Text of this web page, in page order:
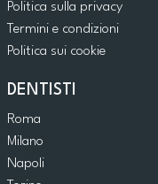
Politica sulla privacy
Termini e condizioni
Politica sui cookie
DENTISTI
Roma
Milano
Napoli